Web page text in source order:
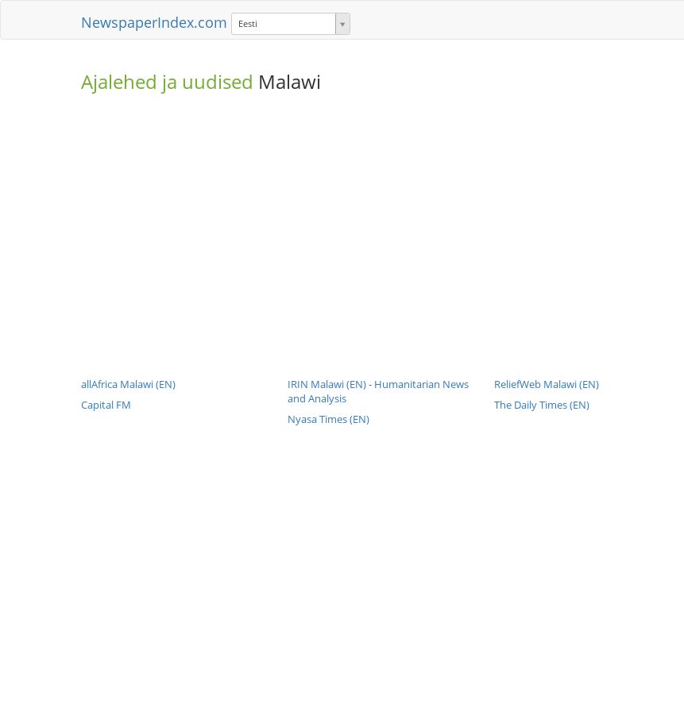
NewspaperIndex.com Eesti
Ajalehed ja uudised Malawi
allAfrica Malawi (EN)
Capital FM
IRIN Malawi (EN) - Humanitarian News
and Analysis
Nyasa Times (EN)
ReliefWeb Malawi (EN)
The Daily Times (EN)